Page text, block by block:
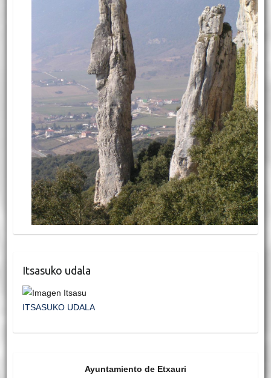
Itsasuko udala
ITSASUKO UDALA
Ayuntamiento de Etxauri